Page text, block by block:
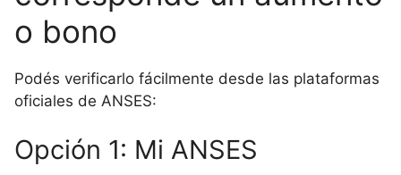
o bono
Podés verificarlo fácilmente desde las plataformas
oficiales de ANSES:
Opción 1: Mi ANSES